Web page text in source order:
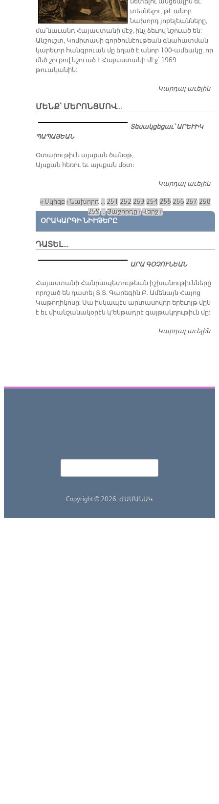
տեսնելու, թէ անոր
նախորդ յոբելեանները,
մա՛նաւանդ Հայաստանի մէջ, ինչ ձեւով նշուած են:
Անշուշտ, Կոմիտասի գործունէութեան գնահատման
կարեւոր հանգրուան մը եղած է անոր 100-ամեակը, որ
մեծ շուքով նշուած է Հայաստանի մէջ՝ 1969
թուականին:
Կարդալ աւելին
ՄԵՆՔ՝ ՄԵՐՈՆՑՄՈՎ…
Տեսակցեցաւ՝ ԱՐԵՒԻԿ
​Օտարութիւն այսքան
ծանօթ,
Կարդալ աւելին
Էջեր
« Սկիզբ ‹ Նախորդ…251
259…Յաջորդը ›Վերջ »
ՕՐԱԿԱՐԳԻ ՆԻՒԹԵՐԸ
ԱՐԱ ԳՕՉՈՒՆԵԱՆ
​Հայաստանի Հանրապետութեան իշխանութիւնները
որոշած են դատել Տ.Տ. Գարեգին Բ. Ամենայն Հայոց
է եւ միանշանակօրէն կ՚ենթադրէ գայթակղութիւն մը:
Copyright © 2026,ԺԱՄԱՆԱԿ